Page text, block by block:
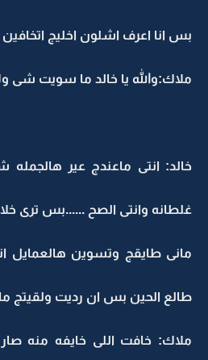
بس انا اعرف اشلون اخليج اتخافين
ملاك:والله يا خالد ما سويت شى
خالد: انتى ماعندج عير
غلطانه وانتى الصح ......بس ترى
مانى طايقج وتسوين هالعمايل
طالع الحين بس ان رديت ولقيتج ما
ملاك: خافت اللى خايفه منه